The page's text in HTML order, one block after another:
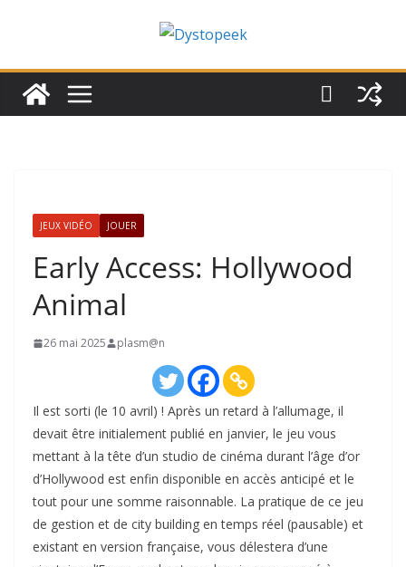
JEUX VIDÉO JOUER
Early Access: Hollywood
Animal
26 mai 2025 plasm@n
Il est sorti (le 10 avril) ! Après un retard à l’allumage, il
devait être initialement publié en janvier, le jeu vous
mettant à la tête d’un studio de cinéma durant l’âge d’or
d’Hollywood est enfin disponible en accès anticipé et le
tout pour une somme raisonnable. La pratique de ce jeu
de gestion et de city building en temps réel (pausable) et
existant en version française, vous délestera d’une